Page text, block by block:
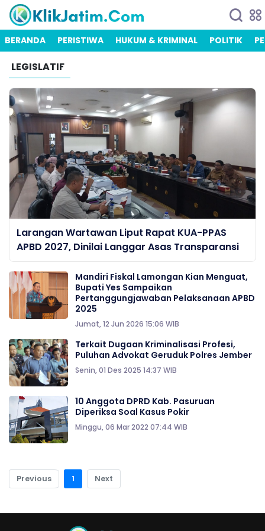
BERANDA PERISTIWA HUKUM & KRIMINAL POLITIK
LEGISLATIF
Larangan Wartawan Liput Rapat KUA-PPAS
APBD 2027, Dinilai Langgar Asas Transparansi
Mandiri Fiskal Lamongan Kian Menguat,
Bupati Yes Sampaikan
Pertanggungjawaban Pelaksanaan APBD
2025
Jumat, 12 Jun 2026 15:06 WIB
Terkait Dugaan Kriminalisasi Profesi,
Puluhan Advokat Geruduk Polres Jember
Senin, 01 Des 2025 14:37 WIB
10 Anggota DPRD Kab. Pasuruan
Diperiksa Soal Kasus Pokir
Minggu, 06 Mar 2022 07:44 WIB
Previous 1 Next